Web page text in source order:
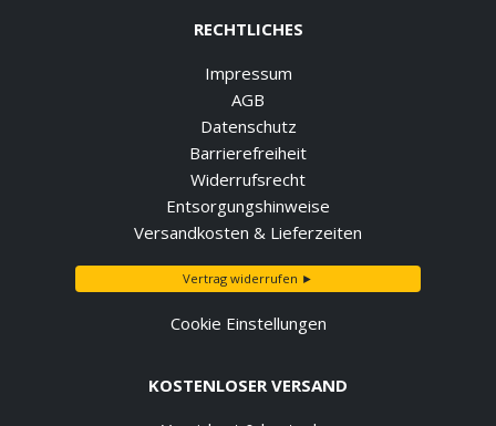
RECHTLICHES
Impressum
AGB
Datenschutz
Barrierefreiheit
Widerrufsrecht
Entsorgungshinweise
Versandkosten & Lieferzeiten
Vertrag widerrufen ►
Cookie Einstellungen
KOSTENLOSER VERSAND